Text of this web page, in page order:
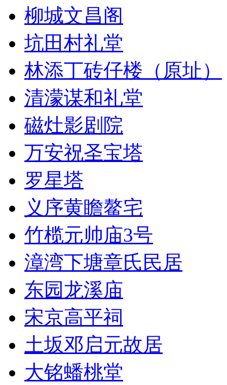
柳城文昌阁
坑田村礼堂
林添丁砖仔楼（原址）
清濛谋和礼堂
磁灶影剧院
万安祝圣宝塔
罗星塔
义序黄瞻鳌宅
竹榄元帅庙3号
漳湾下塘章氏民居
东园龙溪庙
宋京高平祠
土坂邓启元故居
大铭蟠桃堂